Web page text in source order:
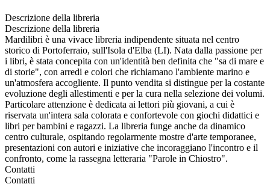
Descrizione della libreria
Descrizione della libreria
Mardilibri è una vivace libreria indipendente situata nel centro
storico di Portoferraio, sull'Isola d'Elba (LI). Nata dalla passione per
i libri, è stata concepita con un'identità ben definita che "sa di mare e
di storie", con arredi e colori che richiamano l'ambiente marino e
un'atmosfera accogliente. Il punto vendita si distingue per la costante
evoluzione degli allestimenti e per la cura nella selezione dei volumi.
Particolare attenzione è dedicata ai lettori più giovani, a cui è
riservata un'intera sala colorata e confortevole con giochi didattici e
libri per bambini e ragazzi. La libreria funge anche da dinamico
centro culturale, ospitando regolarmente mostre d'arte temporanee,
presentazioni con autori e iniziative che incoraggiano l'incontro e il
confronto, come la rassegna letteraria "Parole in Chiostro".
Contatti
Contatti